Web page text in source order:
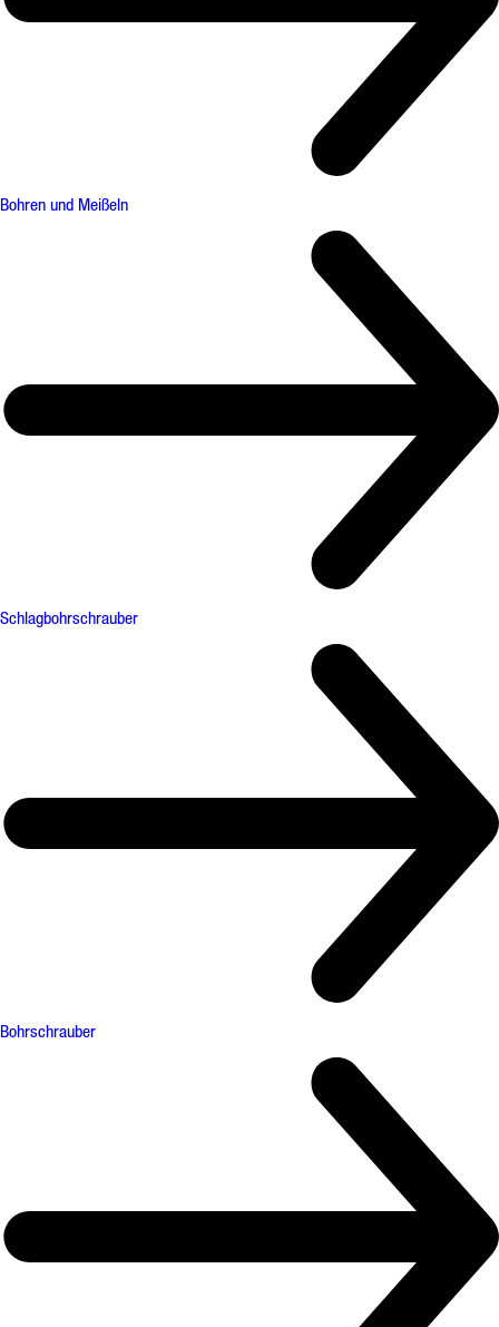
Bohren und Meißeln
Schlagbohrschrauber
Bohrschrauber